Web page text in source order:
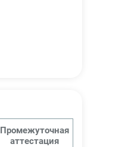
Промежуточная
аттестация